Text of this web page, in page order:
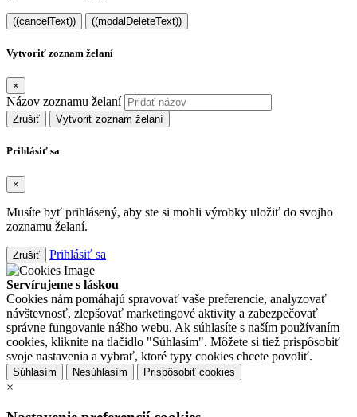
((cancelText)) ((modalDeleteText))
Vytvoriť zoznam želaní
×
Názov zoznamu želaní
Zrušiť Vytvoriť zoznam želaní
Prihlásiť sa
×
Musíte byť prihlásený, aby ste si mohli výrobky uložiť do svojho
zoznamu želaní.
Zrušiť Prihlásiť sa
Servírujeme s láskou
Cookies nám pomáhajú spravovať vaše preferencie, analyzovať
návštevnosť, zlepšovať marketingové aktivity a zabezpečovať
správne fungovanie nášho webu. Ak súhlasíte s naším používaním
cookies, kliknite na tlačidlo "Súhlasím". Môžete si tiež prispôsobiť
svoje nastavenia a vybrať, ktoré typy cookies chcete povoliť.
Súhlasím Nesúhlasím Prispôsobiť cookies
×